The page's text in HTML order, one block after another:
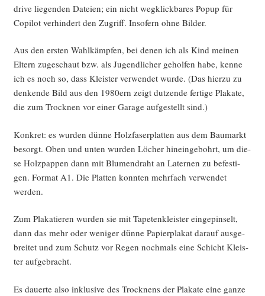
dri­ve lie­gen­den Datei­en; ein nicht weg­klick­ba­res Popup für
Copi­lot ver­hin­dert den Zugriff. Inso­fern ohne Bilder.
Aus den ers­ten Wahl­kämp­fen, bei denen ich als Kind mei­nen
Eltern zuge­schaut bzw. als Jugend­li­cher gehol­fen habe, ken­ne
ich es noch so, dass Kleis­ter ver­wen­det wur­de. (Das hier­zu zu
den­ken­de Bild aus den 1980ern zeigt dut­zen­de fer­ti­ge Pla­ka­te,
die zum Trock­nen vor einer Gara­ge auf­ge­stellt sind.)
Kon­kret: es wur­den dün­ne Holz­fa­ser­plat­ten aus dem Bau­markt
besorgt. Oben und unten wur­den Löcher hin­ein­ge­bohrt, um die­
se Holz­pap­pen dann mit Blu­men­draht an Later­nen zu befes­ti­
gen. For­mat A1. Die Plat­ten konn­ten mehr­fach ver­wen­det
werden.
Zum Pla­ka­tie­ren wur­den sie mit Tape­ten­kleis­ter ein­ge­pin­selt,
dann das mehr oder weni­ger dün­ne Papier­pla­kat dar­auf aus­ge­
brei­tet und zum Schutz vor Regen noch­mals eine Schicht Kleis­
ter aufgebracht.
Es dau­er­te also inklu­si­ve des Trock­nens der Pla­ka­te eine gan­ze